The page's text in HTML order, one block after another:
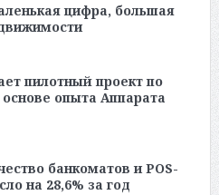
цифра, большая
пилотный проект по
опыта Аппарата
банкоматов и POS-
на 28,6% за год